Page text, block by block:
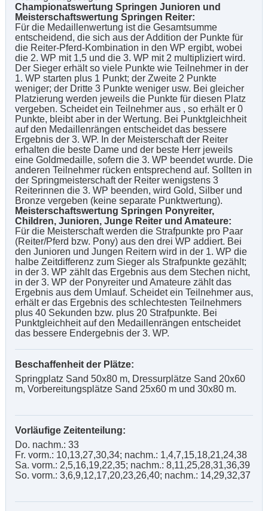
Championatswertung Springen Junioren und
Meisterschaftswertung Springen Reiter:
Für die Medaillenwertung ist die Gesamtsumme
entscheidend, die sich aus der Addition der Punkte für
die Reiter-Pferd-Kombination in den WP ergibt, wobei
die 2. WP mit 1,5 und die 3. WP mit 2 multipliziert wird.
Der Sieger erhält so viele Punkte wie Teilnehmer in der
1. WP starten plus 1 Punkt; der Zweite 2 Punkte
weniger; der Dritte 3 Punkte weniger usw. Bei gleicher
Platzierung werden jeweils die Punkte für diesen Platz
vergeben. Scheidet ein Teilnehmer aus , so erhält er 0
Punkte, bleibt aber in der Wertung. Bei Punktgleichheit
auf den Medaillenrängen entscheidet das bessere
Ergebnis der 3. WP. In der Meisterschaft der Reiter
erhalten die beste Dame und der beste Herr jeweils
eine Goldmedaille, sofern die 3. WP beendet wurde. Die
anderen Teilnehmer rücken entsprechend auf. Sollten in
der Springmeisterschaft der Reiter wenigstens 3
Reiterinnen die 3. WP beenden, wird Gold, Silber und
Bronze vergeben (keine separate Punktwertung).
Meisterschaftswertung Springen Ponyreiter,
Children, Junioren, Junge Reiter und Amateure:
Für die Meisterschaft werden die Strafpunkte pro Paar
(Reiter/Pferd bzw. Pony) aus den drei WP addiert. Bei
den Junioren und Jungen Reitern wird in der 1. WP die
halbe Zeitdifferenz zum Sieger als Strafpunkte gezählt;
in der 3. WP zählt das Ergebnis aus dem Stechen nicht,
in der 3. WP der Ponyreiter und Amateure zählt das
Ergebnis aus dem Umlauf. Scheidet ein Teilnehmer aus,
erhält er das Ergebnis des schlechtesten Teilnehmers
plus 40 Sekunden bzw. plus 20 Strafpunkte. Bei
Punktgleichheit auf den Medaillenrängen entscheidet
das bessere Endergebnis der 3. WP.
Beschaffenheit der Plätze:
Springplatz Sand 50x80 m, Dressurplätze Sand 20x60
m, Vorbereitungsplätze Sand 25x60 m und 30x80 m.
Vorläufige Zeitenteilung:
Do. nachm.: 33
Fr. vorm.: 10,13,27,30,34; nachm.: 1,4,7,15,18,21,24,38
Sa. vorm.: 2,5,16,19,22,35; nachm.: 8,11,25,28,31,36,39
So. vorm.: 3,6,9,12,17,20,23,26,40; nachm.: 14,29,32,37